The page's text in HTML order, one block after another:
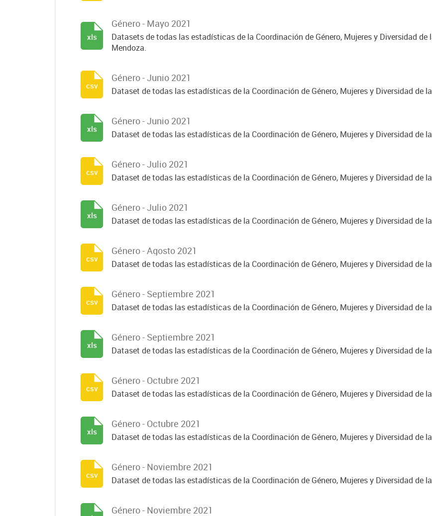
Género - Mayo 2021
Datasets de todas las estadísticas de la Coordinación de Género, Mujeres y Diversidad de
Mendoza.
xls
Género - Junio 2021
Dataset de todas las estadísticas de la Coordinación de Género, Mujeres y Diversidad de
csv
Género - Junio 2021
Dataset de todas las estadísticas de la Coordinación de Género, Mujeres y Diversidad de
xls
Género - Julio 2021
Dataset de todas las estadísticas de la Coordinación de Género, Mujeres y Diversidad de
csv
Género - Julio 2021
Dataset de todas las estadísticas de la Coordinación de Género, Mujeres y Diversidad de
xls
Género - Agosto 2021
Dataset de todas las estadísticas de la Coordinación de Género, Mujeres y Diversidad de
csv
Género - Septiembre 2021
Dataset de todas las estadísticas de la Coordinación de Género, Mujeres y Diversidad de
csv
Género - Septiembre 2021
Dataset de todas las estadísticas de la Coordinación de Género, Mujeres y Diversidad de
xls
Género - Octubre 2021
Dataset de todas las estadísticas de la Coordinación de Género, Mujeres y Diversidad de
csv
Género - Octubre 2021
Dataset de todas las estadísticas de la Coordinación de Género, Mujeres y Diversidad de
xls
Género - Noviembre 2021
Dataset de todas las estadísticas de la Coordinación de Género, Mujeres y Diversidad de
csv
Género - Noviembre 2021